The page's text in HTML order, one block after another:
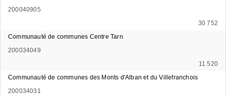
200040905
30 752
Communauté de communes Centre Tarn
200034049
11 520
Communauté de communes des Monts d'Alban et du Villefranchois
200034031